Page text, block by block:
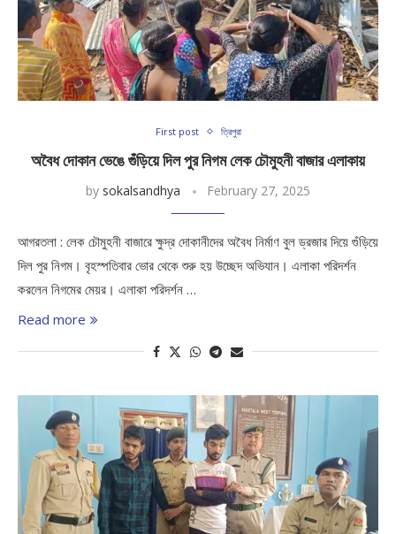
First post ত্রিপুরা
অবৈধ দোকান ভেঙে গুঁড়িয়ে দিল পুর নিগম লেক চৌমুহনী বাজার এলাকায়
by sokalsandhya February 27, 2025
আগরতলা : লেক চৌমুহনী বাজারে ক্ষুদ্র দোকানীদের অবৈধ নির্মাণ বুল ড্রজার দিয়ে গুঁড়িয়ে
দিল পুর নিগম। বৃহস্পতিবার ভোর থেকে শুরু হয় উচ্ছেদ অভিযান। এলাকা পরিদর্শন
করলেন নিগমের মেয়র। এলাকা পরিদর্শন …
Read more